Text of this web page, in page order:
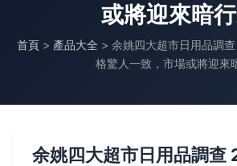
或將迎來暗
首頁 > 產品大全 > 余姚四大超市日用品調
格驚人一致，市場或將迎來
余姚四大超市日用品調查